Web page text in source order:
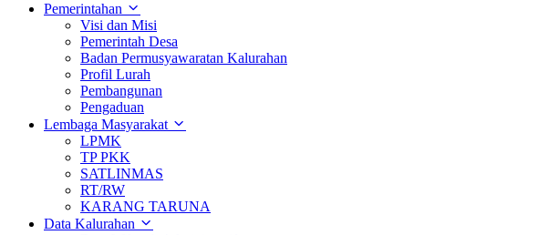
Pemerintahan
Visi dan Misi
Pemerintah Desa
Badan Permusyawaratan Kalurahan
Profil Lurah
Pembangunan
Pengaduan
Lembaga Masyarakat
LPMK
TP PKK
SATLINMAS
RT/RW
KARANG TARUNA
Data Kalurahan